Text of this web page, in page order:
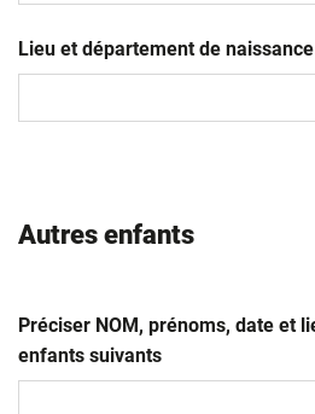
slash
MM
Lieu et département de naissance
Autres enfants
Préciser NOM, prénoms, date et
enfants suivants